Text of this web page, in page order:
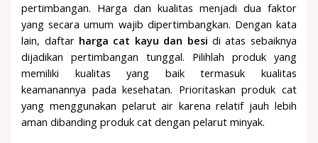
pertimbangan. Harga dan kualitas menjadi dua faktor
yang secara umum wajib dipertimbangkan. Dengan kata
lain, daftar harga cat kayu dan besi di atas sebaiknya
dijadikan pertimbangan tunggal. Pilihlah produk yang
memiliki kualitas yang baik termasuk kualitas
keamanannya pada kesehatan. Prioritaskan produk cat
yang menggunakan pelarut air karena relatif jauh lebih
aman dibanding produk cat dengan pelarut minyak.